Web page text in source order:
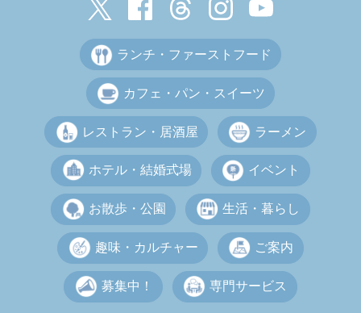
ランチ・ファーストフード
カフェ・パン・スイーツ
レストラン・居酒屋 ラーメン
ホテル・結婚式場 イベント
お散歩・公園 生活・暮らし
趣味・カルチャー ご案内
募集中！ 専門サービス